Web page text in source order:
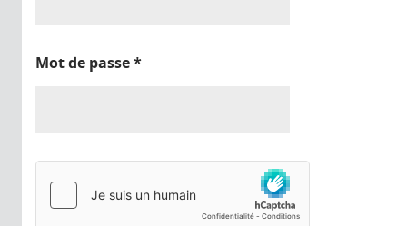
Mot de passe*